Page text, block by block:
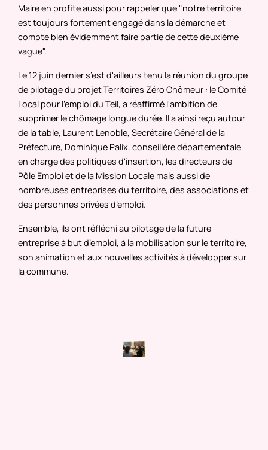
Maire en profite aussi pour rappeler que "notre territoire
est toujours fortement engagé dans la démarche et
compte bien évidemment faire partie de cette deuxième
vague".
Le 12 juin dernier s’est d'ailleurs tenu la réunion du groupe
de pilotage du projet Territoires Zéro Chômeur : le Comité
Local pour l'emploi du Teil, a réaffirmé l'ambition de
supprimer le chômage longue durée. Il a ainsi reçu autour
de la table, Laurent Lenoble, Secrétaire Général de la
Préfecture, Dominique Palix, conseillère départementale
en charge des politiques d'insertion, les directeurs de
Pôle Emploi et de la Mission Locale mais aussi de
nombreuses entreprises du territoire, des associations et
des personnes privées d’emploi.
Ensemble, ils ont réfléchi au pilotage de la future
entreprise à but d’emploi, à la mobilisation sur le territoire,
son animation et aux nouvelles activités à développer sur
la commune.